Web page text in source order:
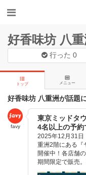
好香味坊 八重
行った0
トップ メニュー
好香味坊 八重洲が話題
favy
東京ミッドタ
4名以上の予
2025年12月31日
重洲2階にある『
開催中！各店舗
期間限定で販売。